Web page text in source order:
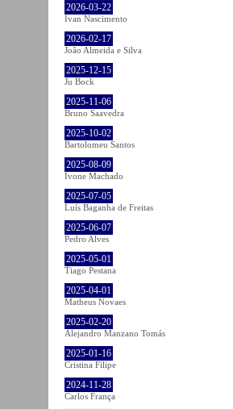
2026-03-22
Ivan Nascimento
2026-02-17
João Almeida e Silva
2025-12-15
Ju Bock
2025-11-06
Bruno Saavedra
2025-10-02
Bartolomeu Santos
2025-08-09
Ivone Machado
2025-07-05
Luís Baganha de Freitas
2025-06-07
Pedro Alves
2025-05-01
Tiago Pestana
2025-04-01
Matheus Novaes
2025-02-20
Alejandro Manzano Tomás
2025-01-16
Cristina Filipe
2024-11-28
Carlos França